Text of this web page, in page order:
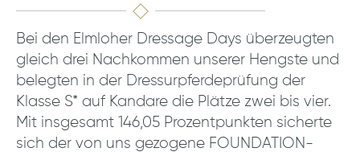
Bei den Elmloher Dressage Days überzeugten
gleich drei Nachkommen unserer Hengste und
belegten in der Dressurpferdeprüfung der
Klasse S* auf Kandare die Plätze zwei bis vier.
Mit insgesamt 146,05 Prozentpunkten sicherte
sich der von uns gezogene FOUNDATION-